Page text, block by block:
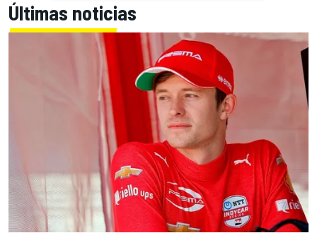
Últimas noticias